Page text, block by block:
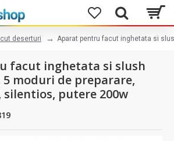
deserturi Aparat pentru facut inghetata si
facut inghetata si slush
5 moduri de preparare,
putere 200w